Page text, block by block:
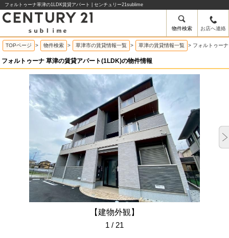
フォルトゥーナ草津の1LDK賃貸アパート | センチュリー21sublime
物件検索 お店へ連絡
TOPページ > 物件検索 > 草津市の賃貸情報一覧 > 草津の賃貸情報一覧 > フォルトゥー
フォルトゥーナ 草津の賃貸アパート(1LDK)の物件情報
【建物外観】
1 / 21